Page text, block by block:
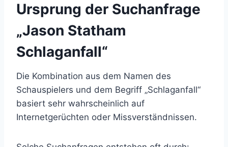
Ursprung der Suchanfrage
„Jason Statham
Schlaganfall“
Die Kombination aus dem Namen des
Schauspielers und dem Begriff „Schlaganfall“
basiert sehr wahrscheinlich auf
Internetgerüchten oder Missverständnissen.